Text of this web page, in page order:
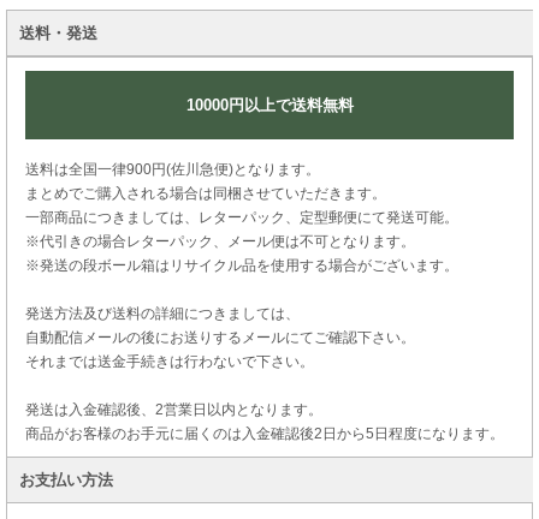
送料・発送
10000円以上で送料無料
送料は全国一律900円(佐川急便)となります。
まとめでご購入される場合は同梱させていただきます。
一部商品につきましては、レターパック、定型郵便にて発送可能。
※代引きの場合レターパック、メール便は不可となります。
※発送の段ボール箱はリサイクル品を使用する場合がございます。
発送方法及び送料の詳細につきましては、
自動配信メールの後にお送りするメールにてご確認下さい。
それまでは送金手続きは行わないで下さい。
発送は入金確認後、2営業日以内となります。
商品がお客様のお手元に届くのは入金確認後2日から5日程度になります。
お支払い方法